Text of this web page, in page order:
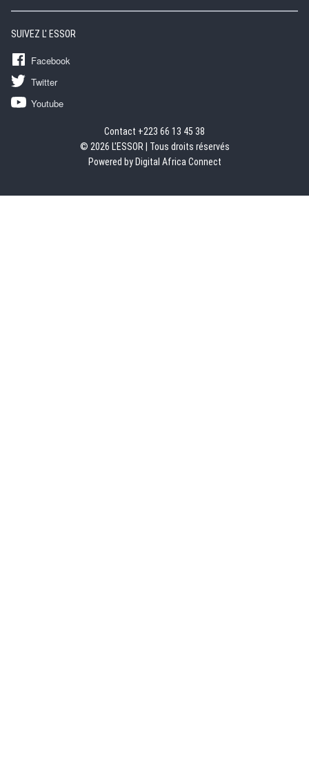
SUIVEZ L' ESSOR
Facebook
Twitter
Youtube
Contact +223 66 13 45 38
© 2026 L'ESSOR | Tous droits réservés
Powered by Digital Africa Connect